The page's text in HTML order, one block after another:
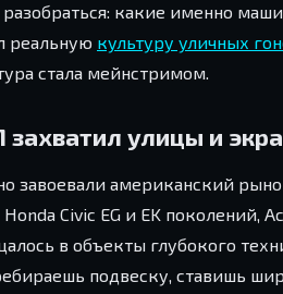
разобраться: какие именно
реальную культуру уличных
стала мейнстримом.
захватил улицы и
завоевали американский
Civic EG и EK поколений,
в объекты глубокого
подвеску, ставишь